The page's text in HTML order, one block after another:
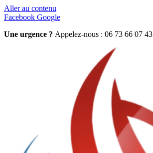
Aller au contenu
Facebook Google
Une urgence ? Appelez-nous : 06 73 66 07 43